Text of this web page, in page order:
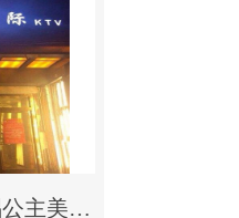
镇赉荤的KTV陪唱公主美女哪家最多-至尊国际KTV会所消费价格